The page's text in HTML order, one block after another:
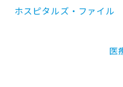
ホスピタルズ・ファイル
医